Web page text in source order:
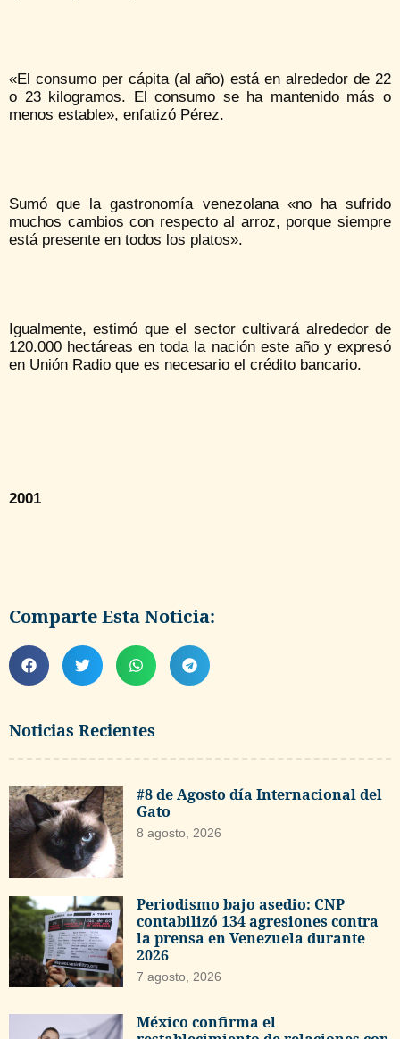
Noticias Recientes
#8 de Agosto día Internacional del
Gato
8 agosto, 2026
Periodismo bajo asedio: CNP
contabilizó 134 agresiones contra
la prensa en Venezuela durante
2026
7 agosto, 2026
México confirma el
«El consumo per cápita (al año) está en alrededor de 22
o 23 kilogramos. El consumo se ha mantenido más o
menos estable», enfatizó Pérez.
Sumó que la gastronomía venezolana «no ha sufrido
muchos cambios con respecto al arroz, porque siempre
está presente en todos los platos».
Igualmente, estimó que el sector cultivará alrededor de
120.000 hectáreas en toda la nación este año y expresó
en Unión Radio que es necesario el crédito bancario.
2001
Comparte Esta Noticia: